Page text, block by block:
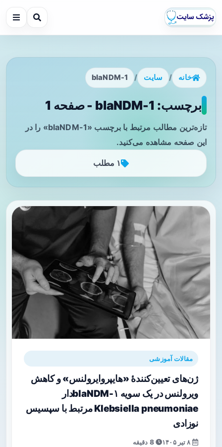
خانه / سایت /
blaNDM-1
برچسب: blaNDM-1 - صفحه 1
تازه‌ترین مطالب مرتبط با برچسب «blaNDM-1» را در
این صفحه مشاهده می‌کنید.
۱ مطلب
مقالات آموزشی
ژن‌های تعیین‌کنندهٔ «هایپروایرولنس» و کاهش
ویرولنس در یک سویه blaNDM-۱‌دار
Klebsiella pneumoniae مرتبط با سپسیس
نوزادی
8 دقیقه